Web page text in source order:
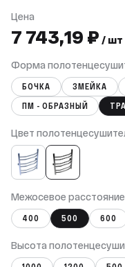
Цена
7 743,19 ₽ / шт
Форма
БОЧКА ЗМЕЙКА
ПМ - ОБРАЗНЫЙ
Цвет
Межосевое
400 500 600
Высота